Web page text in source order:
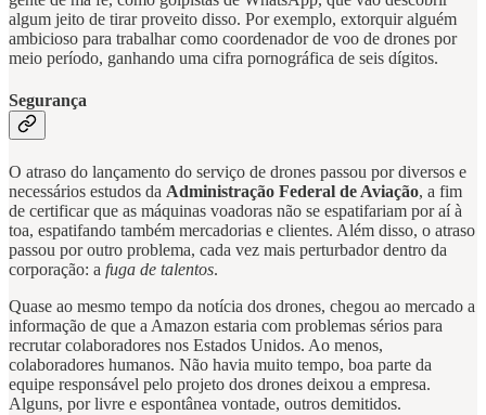
algum jeito de tirar proveito disso. Por exemplo, extorquir alguém
ambicioso para trabalhar como coordenador de voo de drones por
meio período, ganhando uma cifra pornográfica de seis dígitos.
Segurança
O atraso do lançamento do serviço de drones passou por diversos e
necessários estudos da Administração Federal de Aviação, a fim
de certificar que as máquinas voadoras não se espatifariam por aí à
toa, espatifando também mercadorias e clientes. Além disso, o atraso
passou por outro problema, cada vez mais perturbador dentro da
corporação: a fuga de talentos.
Quase ao mesmo tempo da notícia dos drones, chegou ao mercado a
informação de que a Amazon estaria com problemas sérios para
recrutar colaboradores nos Estados Unidos. Ao menos,
colaboradores humanos. Não havia muito tempo, boa parte da
equipe responsável pelo projeto dos drones deixou a empresa.
Alguns, por livre e espontânea vontade, outros demitidos.